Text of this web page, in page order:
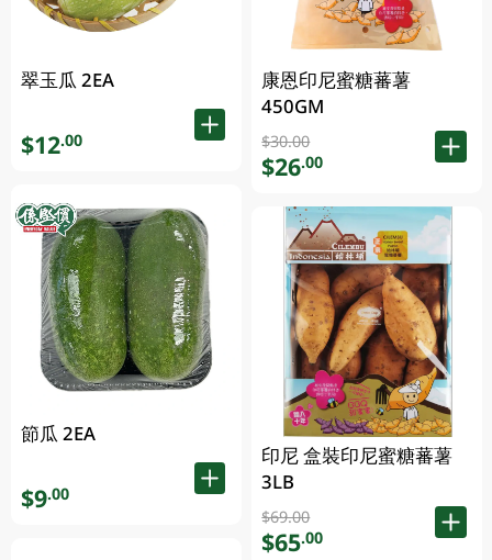
翠玉瓜 2EA
$12.00
節瓜 2EA
$9.00
康恩印尼蜜糖蕃薯
450GM
$30.00
$26.00
印尼 盒裝印尼蜜糖蕃薯
3LB
$69.00
$65.00